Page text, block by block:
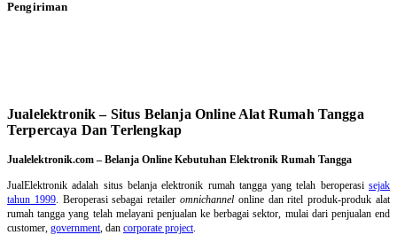
Pengiriman
Jualelektronik – Situs Belanja Online Alat Rumah Tangga
Terpercaya Dan Terlengkap
Jualelektronik.com – Belanja Online Kebutuhan Elektronik Rumah Tangga
JualElektronik adalah situs belanja elektronik rumah tanggayang telah beroperasisejak
tahun 1999. Beroperasi sebagai retaileromnichannel online dan ritel produk-produk alat
rumah tangga yang telah melayani penjualan ke berbagai sektor, mulai dari penjualan end
customer, government , dan corporate project